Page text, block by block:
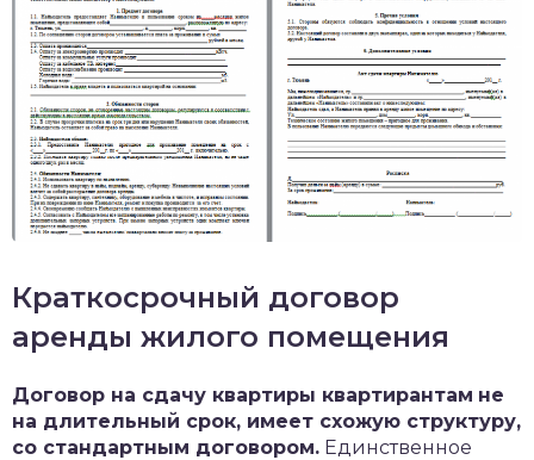
Краткосрочный договор
аренды жилого помещения
Договор на сдачу квартиры квартирантам не
на длительный срок, имеет схожую структуру,
со стандартным договором. Единственное